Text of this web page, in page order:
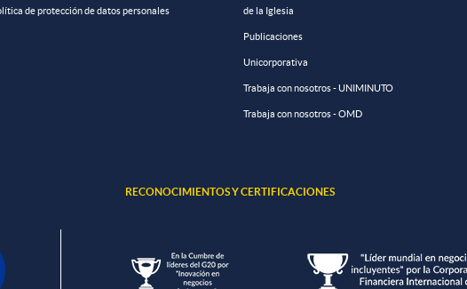
de protección de datos personales
de la Iglesia
Publicaciones
Unicorporativa
Trabaja con nosotros - UNIMINUTO
Trabaja con nosotros - OMD
RECONOCIMIENTOS Y CERTIFICACIONES